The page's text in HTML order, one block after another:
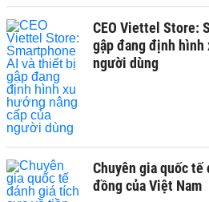
CEO Viettel Store:
gập đang định hình
người dùng
Chuyên gia quốc
đồng của Việt Nam